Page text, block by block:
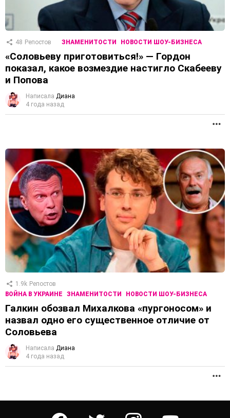
48 Репостов ЗНАМЕНИТОСТИ НОВОСТИ ШОУ-БИЗНЕСА
«Соловьеву приготовиться!» — Гордон
показал, какое возмездие настигло Скабееву
и Попова
Написала Диана
4 года назад
1.9k Репостов
ВОЙНА В УКРАИНЕ
ЗНАМЕНИТОСТИ НОВОСТИ ШОУ-БИЗНЕСА
Галкин обозвал Михалкова «пургоносом» и
назвал одно его существенное отличие от
Соловьева
Написала Диана
4 года назад
facebook twitter instagram